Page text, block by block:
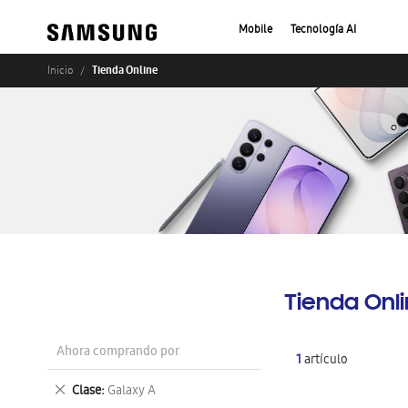
Mobile Tecnología AI
Inicio Tienda Online
Tienda
1artículo
Ahora comprando por
Clase Galaxy A
Eliminar